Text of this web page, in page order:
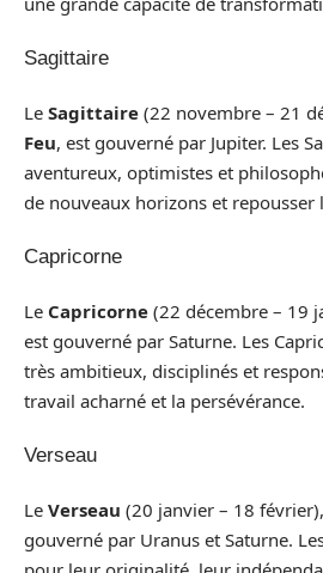
Sagittaire
Le Sagittaire (22 novembre – 21
Feu, est gouverné par Jupiter. Les
aventureux, optimistes et
de nouveaux horizons et repousser
Capricorne
Le Capricorne (22 décembre – 19
est gouverné par Saturne. Les
très ambitieux, disciplinés et
travail acharné et la persévérance.
Verseau
Le Verseau (20 janvier – 18
gouverné par Uranus et Saturne.